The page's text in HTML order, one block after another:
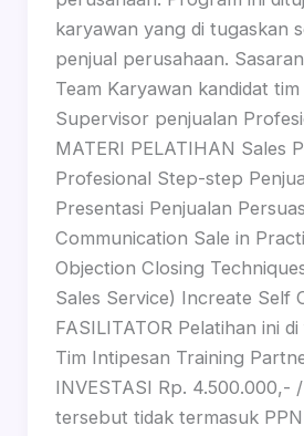
karyawan yang di tugaskan
penjual perusahaan.
Team Karyawan kandidat
Supervisor penjualan
MATERI PELATIHAN Sales
Profesional Step-step
Presentasi Penjualan
Communication Sale in
Objection Closing
Sales Service) Increate Self
FASILITATOR Pelatihan ini
Tim Intipesan Training
INVESTASI Rp. 4.500.000,-
tersebut tidak termasuk PPN